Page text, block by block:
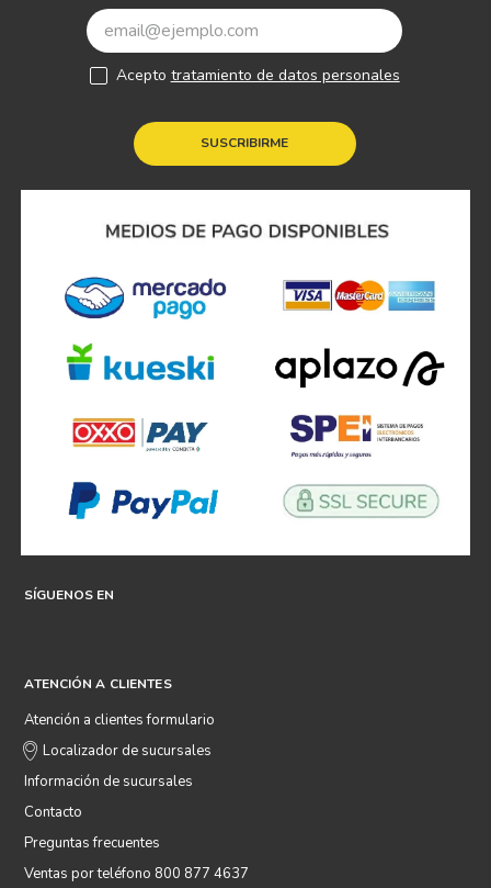
SUSCRIBIRME
Acepto tratamiento de datos personales
SÍGUENOS EN
ATENCIÓN A CLIENTES
Atención a clientes formulario
Localizador de sucursales
Información de sucursales
Contacto
Preguntas frecuentes
Ventas por teléfono 800 877 4637